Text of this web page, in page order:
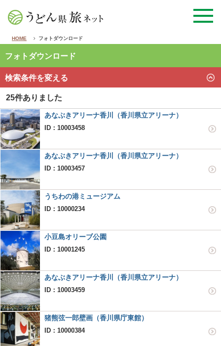
HOME フォトダウンロード
フォトダウンロード
検索条件を変える
25件ありました
あなぶきアリーナ香川（香川県立アリーナ）
ID：10003458
あなぶきアリーナ香川（香川県立アリーナ）
ID：10003457
うちわの港ミュージアム
ID：10000234
小豆島オリーブ公園
ID：10001245
あなぶきアリーナ香川（香川県立アリーナ）
ID：10003459
猪熊弦一郎壁画（香川県庁東館）
ID：10000384